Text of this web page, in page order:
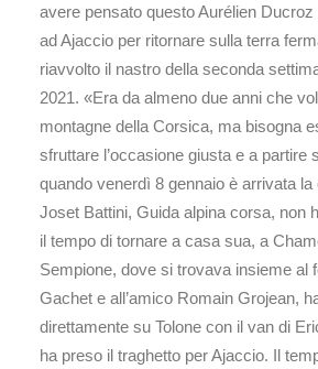
avere pensato questo Aurélien
ad Ajaccio per ritornare sulla terra
riavvolto il nastro della seconda
2021. «Era da almeno due anni che
montagne della Corsica, ma bisogna
sfruttare l’occasione giusta e a partire
quando venerdì 8 gennaio è arrivata
Joset Battini, Guida alpina corsa, non
il tempo di tornare a casa sua, a
Sempione, dove si trovava insieme al
Gachet e all’amico Romain Grojean,
direttamente su Tolone con il van di
ha preso il traghetto per Ajaccio. Il